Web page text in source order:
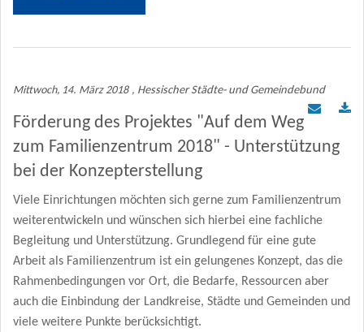
Mittwoch, 14. März 2018 , Hessischer Städte- und Gemeindebund
Förderung des Projektes "Auf dem Weg
zum Familienzentrum 2018" - Unterstützung
bei der Konzepterstellung
Viele Einrichtungen möchten sich gerne zum Familienzentrum
weiterentwickeln und wünschen sich hierbei eine fachliche
Begleitung und Unterstützung. Grundlegend für eine gute
Arbeit als Familienzentrum ist ein gelungenes Konzept, das die
Rahmenbedingungen vor Ort, die Bedarfe, Ressourcen aber
auch die Einbindung der Landkreise, Städte und Gemeinden und
viele weitere Punkte berücksichtigt.